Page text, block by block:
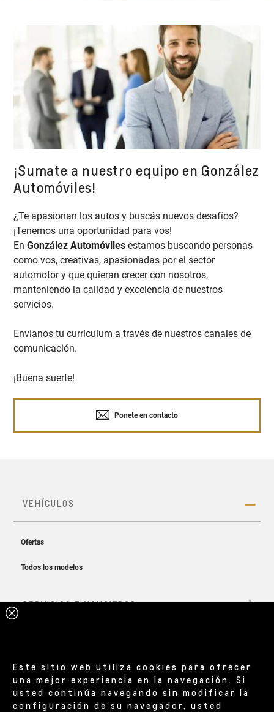
¡Sumate a nuestro equipo en González
Automóviles!
¿Te apasionan los autos y buscás nuevos desafíos?
¡Tenemos una oportunidad para vos!
EnGonzález Automóviles estamos buscando personas
como vos, creativas, apasionadas por el sector
automotor y que quieran crecer con nosotros,
manteniendo la calidad y excelencia de nuestros
servicios.
Envianos tu currículum a través de nuestros canales de
comunicación.
¡Buena suerte!
Ponete en contacto
Este sitio web utiliza cookies para ofrecer
una mejor experiencia en la navegación. Si
usted continúa navegando sin modificar la
configuración de su navegador, usted